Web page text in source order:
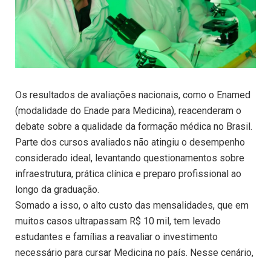
Os resultados de avaliações nacionais, como o Enamed
(modalidade do Enade para Medicina), reacenderam o
debate sobre a qualidade da formação médica no Brasil.
Parte dos cursos avaliados não atingiu o desempenho
considerado ideal, levantando questionamentos sobre
infraestrutura, prática clínica e preparo profissional ao
longo da graduação.
Somado a isso, o alto custo das mensalidades, que em
muitos casos ultrapassam R$ 10 mil, tem levado
estudantes e famílias a reavaliar o investimento
necessário para cursar Medicina no país. Nesse cenário,